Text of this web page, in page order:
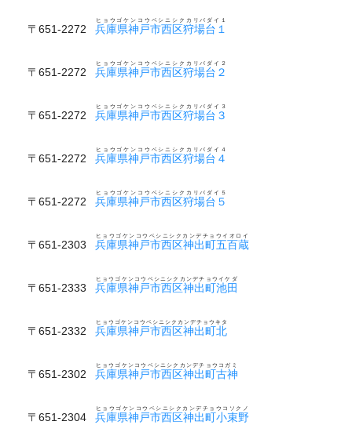
〒651-2272 兵庫県神戸市西区狩場台１
ヒョウゴケンコウベシニシクカリバダイ１
〒651-2272 兵庫県神戸市西区狩場台２
ヒョウゴケンコウベシニシクカリバダイ２
〒651-2272 兵庫県神戸市西区狩場台３
ヒョウゴケンコウベシニシクカリバダイ３
〒651-2272 兵庫県神戸市西区狩場台４
ヒョウゴケンコウベシニシクカリバダイ４
〒651-2272 兵庫県神戸市西区狩場台５
ヒョウゴケンコウベシニシクカリバダイ５
〒651-2303 兵庫県神戸市西区神出町五百蔵
ヒョウゴケンコウベシニシクカンデチョウイオロイ
〒651-2333 兵庫県神戸市西区神出町池田
ヒョウゴケンコウベシニシクカンデチョウイケダ
〒651-2332 兵庫県神戸市西区神出町北
ヒョウゴケンコウベシニシクカンデチョウキタ
〒651-2302 兵庫県神戸市西区神出町古神
ヒョウゴケンコウベシニシクカンデチョウコガミ
〒651-2304 兵庫県神戸市西区神出町小束野
ヒョウゴケンコウベシニシクカンデチョウコソクノ